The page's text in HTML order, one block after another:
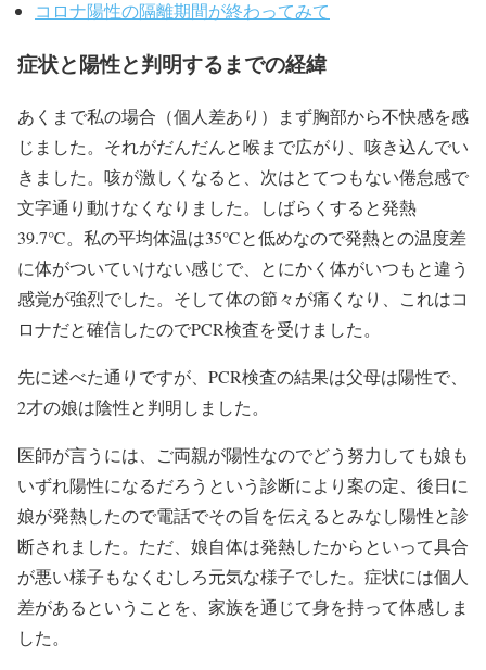
コロナ陽性の隔離期間が終わってみて
症状と陽性と判明するまでの経緯
あくまで私の場合（個人差あり）まず胸部から不快感を感
じました。それがだんだんと喉まで広がり、咳き込んでい
きました。咳が激しくなると、次はとてつもない倦怠感で
文字通り動けなくなりました。しばらくすると発熱
39.7℃。私の平均体温は35℃と低めなので発熱との温度差
に体がついていけない感じで、とにかく体がいつもと違う
感覚が強烈でした。そして体の節々が痛くなり、これはコ
ロナだと確信したのでPCR検査を受けました。
先に述べた通りですが、PCR検査の結果は父母は陽性で、
2才の娘は陰性と判明しました。
医師が言うには、ご両親が陽性なのでどう努力しても娘も
いずれ陽性になるだろうという診断により案の定、後日に
娘が発熱したので電話でその旨を伝えるとみなし陽性と診
断されました。ただ、娘自体は発熱したからといって具合
が悪い様子もなくむしろ元気な様子でした。症状には個人
差があるということを、家族を通じて身を持って体感しま
した。